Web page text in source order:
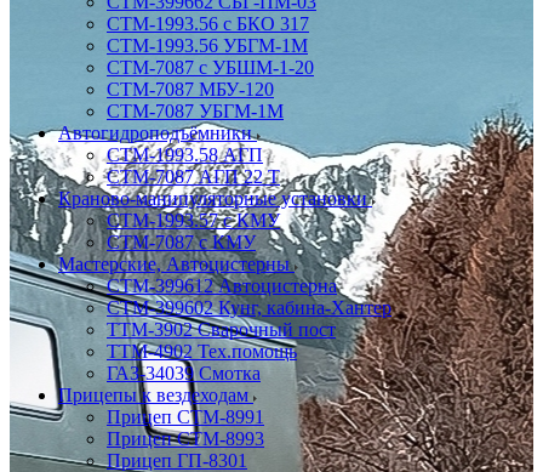
СТМ-1993.56 с БКО 317
СТМ-1993.56 УБГМ-1М
СТМ-7087 с УБШМ-1-20
СТМ-7087 МБУ-120
СТМ-7087 УБГМ-1М
Автогидроподъёмники
СТМ-1993.58 АГП
СТМ-7087 АГП 22 Т
Краново-манипуляторные установки
CTM-1993.57 с КМУ
СТМ-7087 с КМУ
Мастерские, Автоцистерны
СТМ-399612 Автоцистерна
СТМ-399602 Кунг, кабина-Хантер
ТТМ-3902 Сварочный пост
ТТМ-4902 Тех.помощь
ГАЗ-34039 Смотка
Прицепы к вездеходам
Прицеп СТМ-8991
Прицеп СТМ-8993
Прицеп ГП-8301